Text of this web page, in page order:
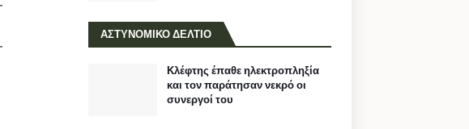
ΑΣΤΥΝΟΜΙΚΟ ΔΕΛΤΙΟ
Κλέφτης έπαθε ηλεκτροπληξία
και τον παράτησαν νεκρό οι
συνεργοί του